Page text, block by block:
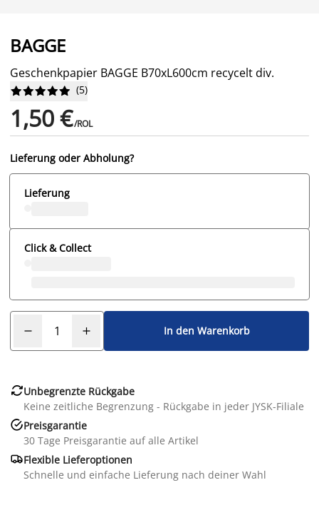
BAGGE
Geschenkpapier BAGGE B70xL600cm recycelt div.





 (5)
1,50 €/ROL
Lieferung oder Abholung?
Lieferung
Click & Collect
In den Warenkorb
Unbegrenzte Rückgabe
Keine zeitliche Begrenzung - Rückgabe in jeder JYSK-Filiale
Preisgarantie
30 Tage Preisgarantie auf alle Artikel
Flexible Lieferoptionen
Schnelle und einfache Lieferung nach deiner Wahl